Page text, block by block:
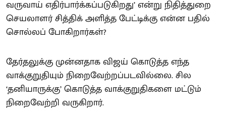
வருவாய் எதிர்பார்க்கப்படுகிறது’ என்று நிதித்துறை
செயலாளர் சித்திக் அளித்த பேட்டிக்கு என்ன பதில்
சொல்லப் போகிறார்கள்?
தேர்தலுக்கு முன்னதாக விஜய் கொடுத்த எந்த
வாக்குறுதியும் நிறைவேற்றப்படவில்லை. சில
‘தனியாருக்கு’ கொடுத்த வாக்குறுதிகளை மட்டும்
நிறைவேற்றி வருகிறார்.